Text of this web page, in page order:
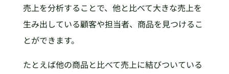
売上を分析することで、他と比べて大きな売上を
生み出している顧客や担当者、商品を見つけるこ
とができます。
たとえば他の商品と比べて売上に結びついている